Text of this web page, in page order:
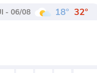
- 06/08 18° 32°